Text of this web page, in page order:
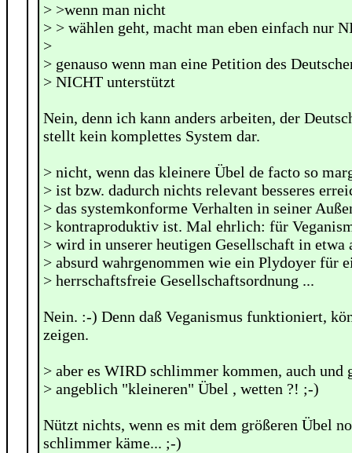
> >wenn man nicht
> > wählen geht, macht man eben einfach nur
>
> genauso wenn man eine Petition des
> NICHT unterstützt
Nein, denn ich kann anders arbeiten, der
stellt kein komplettes System dar.
> nicht, wenn das kleinere Übel de facto so
> ist bzw. dadurch nichts relevant besseres
> das systemkonforme Verhalten in seiner
> kontraproduktiv ist. Mal ehrlich: für
> wird in unserer heutigen Gesellschaft in etwa
> absurd wahrgenommen wie ein Plydoyer für
> herrschaftsfreie Gesellschaftsordnung ...
Nein. :-) Denn daß Veganismus funktioniert,
zeigen.
> aber es WIRD schlimmer kommen, auch und
> angeblich "kleineren" Übel , wetten ?! ;-)
Nützt nichts, wenn es mit dem größeren Übel
schlimmer käme... ;-)